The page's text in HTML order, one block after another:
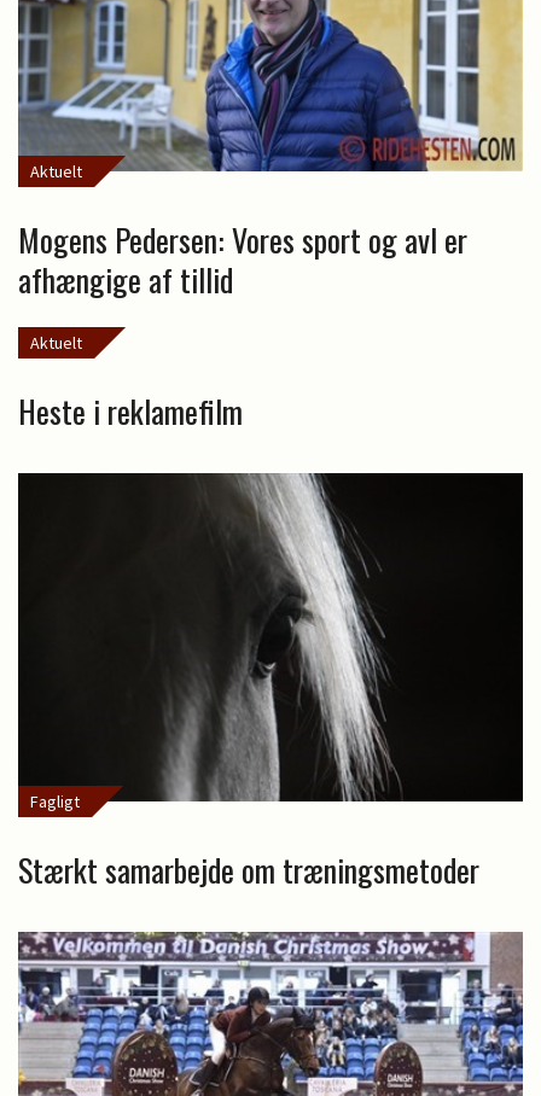
Aktuelt
Mogens Pedersen: Vores sport og avl er
afhængige af tillid
Aktuelt
Heste i reklamefilm
Fagligt
Stærkt samarbejde om træningsmetoder